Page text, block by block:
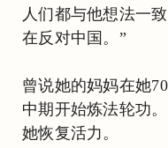
人们都与他想法一
在反对中国。”
曾说她的妈妈在她
中期开始炼法轮功
她恢复活力。